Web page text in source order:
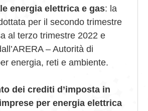
energia elettrica e gas: la
per il secondo trimestre
al terzo trimestre 2022 e
– Autorità di
energia, reti e ambiente.
dei crediti d’imposta in
per energia elettrica